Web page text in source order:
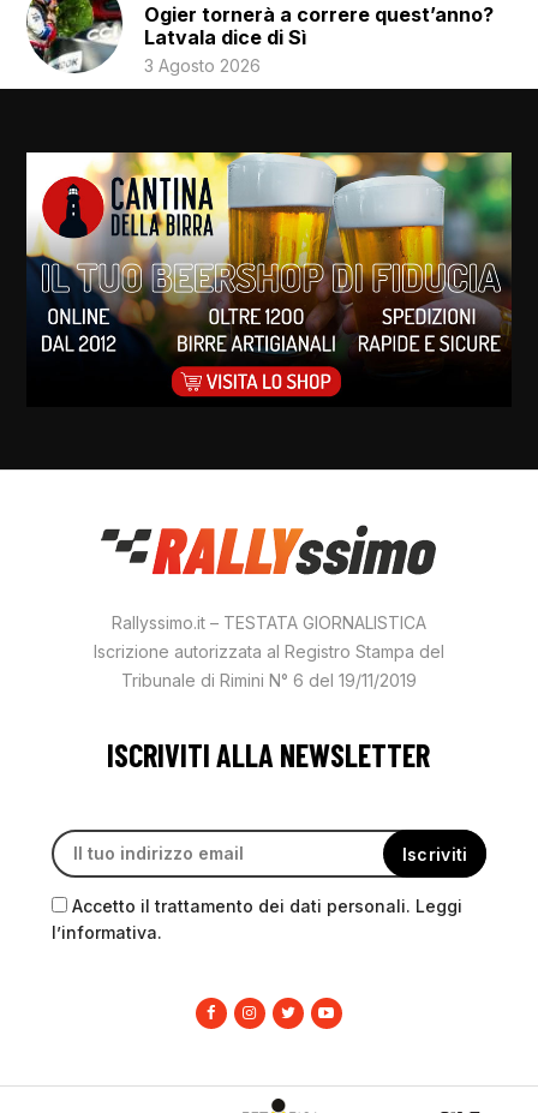
Ogier tornerà a correre quest’anno?
Latvala dice di Sì
3 Agosto 2026
Rallyssimo.it – TESTATA GIORNALISTICA
Iscrizione autorizzata al Registro Stampa del
Tribunale di Rimini N° 6 del 19/11/2019
ISCRIVITI ALLA NEWSLETTER
Accetto il trattamento dei dati personali. Leggi
l’informativa.